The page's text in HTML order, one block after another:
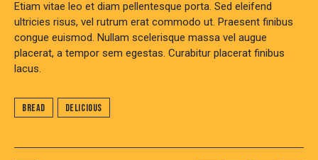
Etiam vitae leo et diam pellentesque porta. Sed eleifend
ultricies risus, vel rutrum erat commodo ut. Praesent finibus
congue euismod. Nullam scelerisque massa vel augue
placerat, a tempor sem egestas. Curabitur placerat finibus
lacus.
Bread Delicious